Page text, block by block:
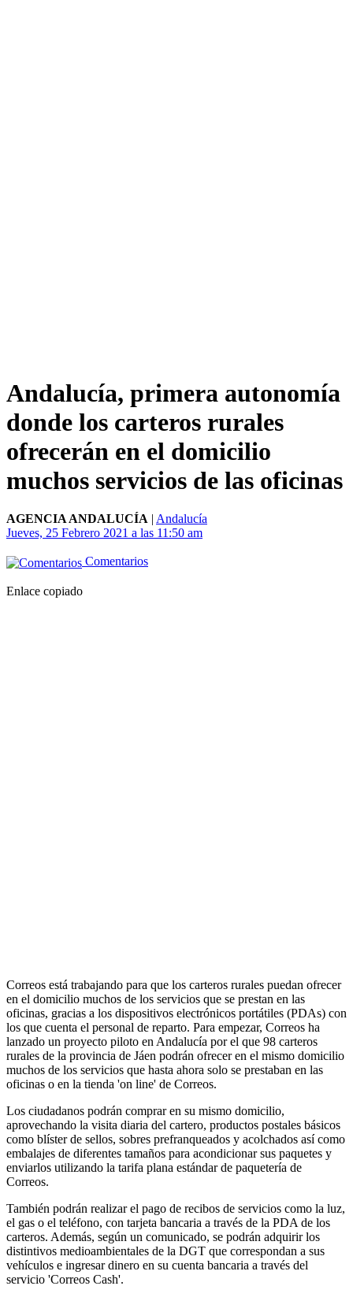
Andalucía, primera autonomía
donde los carteros rurales
ofrecerán en el domicilio
muchos servicios de las oficinas
AGENCIA ANDALUCÍA | Andalucía
Jueves, 25 Febrero 2021 a las 11:50 am
Comentarios
Enlace copiado
Correos está trabajando para que los carteros rurales puedan ofrecer
en el domicilio muchos de los servicios que se prestan en las
oficinas, gracias a los dispositivos electrónicos portátiles (PDAs) con
los que cuenta el personal de reparto. Para empezar, Correos ha
lanzado un proyecto piloto en Andalucía por el que 98 carteros
rurales de la provincia de Jáen podrán ofrecer en el mismo domicilio
muchos de los servicios que hasta ahora solo se prestaban en las
oficinas o en la tienda 'on line' de Correos.
Los ciudadanos podrán comprar en su mismo domicilio,
aprovechando la visita diaria del cartero, productos postales básicos
como blíster de sellos, sobres prefranqueados y acolchados así como
embalajes de diferentes tamaños para acondicionar sus paquetes y
enviarlos utilizando la tarifa plana estándar de paquetería de
Correos.
También podrán realizar el pago de recibos de servicios como la luz,
el gas o el teléfono, con tarjeta bancaria a través de la PDA de los
carteros. Además, según un comunicado, se podrán adquirir los
distintivos medioambientales de la DGT que correspondan a sus
vehículos e ingresar dinero en su cuenta bancaria a través del
servicio 'Correos Cash'.